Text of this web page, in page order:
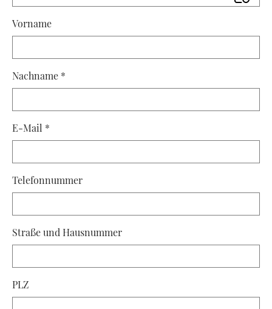
Vorname
Nachname *
E-Mail *
Telefonnummer
Straße und Hausnummer
PLZ